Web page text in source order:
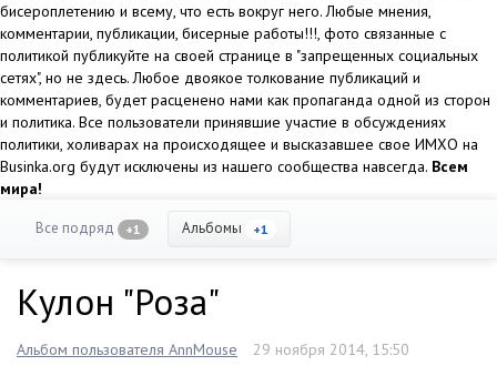
бисероплетению и всему, что есть вокруг него. Любые мнения,
комментарии, публикации, бисерные работы!!!, фото связанные с
политикой публикуйте на своей странице в "запрещенных социальных
сетях", но не здесь. Любое двоякое толкование публикаций и
комментариев, будет расценено нами как пропаганда одной из сторон
и политика. Все пользователи принявшие участие в обсуждениях
политики, холиварах на происходящее и высказавшее свое ИМХО на
Businka.org будут исключены из нашего сообщества навсегда. Всем
мира!
Все подряд +1 Альбомы +1
Кулон "Роза"
Альбом пользователя AnnMouse 29 ноября 2014, 15:50